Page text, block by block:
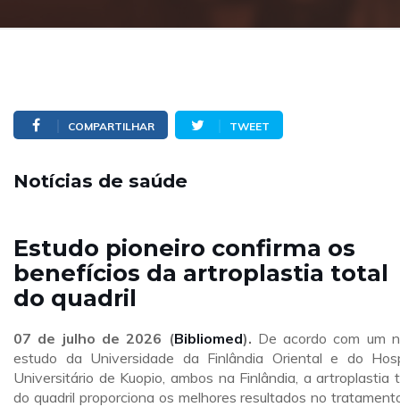
COMPARTILHAR TWEET
Notícias de saúde
Estudo pioneiro confirma os
benefícios da artroplastia total
do quadril
07 de julho de 2026 (Bibliomed). De acordo com um
estudo da Universidade da Finlândia Oriental e do
Universitário de Kuopio, ambos na Finlândia, a artroplastia
do quadril proporciona os melhores resultados no